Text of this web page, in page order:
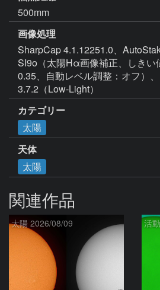
500mm
画像処理
SharpCap 4.1.12251.0、
SI9o（太陽Hα画像補正、しきい
0.35、自動レベル調整：オフ）
3.7.2（Low-Light）
カテゴリー
太陽
天体
太陽
関連作品
太陽 2026/08/09 活